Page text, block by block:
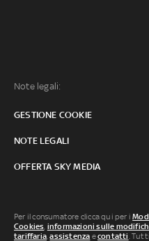
Note legali:
GESTIONE COOKIE
NOTE LEGALI
OFFERTA SKY MEDIA
Per il consumatore clicca qui per i
Cookies, informazioni sulle
tariffaria,assistenza econtatti.